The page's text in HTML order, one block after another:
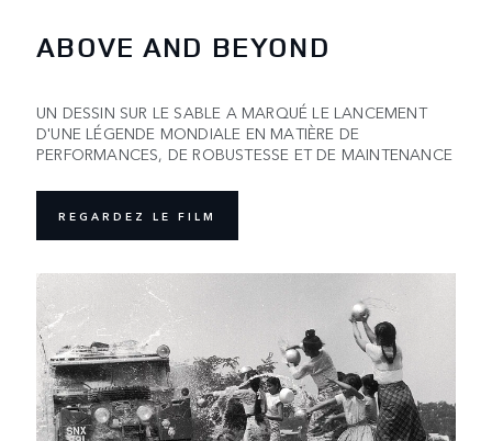
ABOVE AND BEYOND
UN DESSIN SUR LE SABLE A MARQUÉ LE LANCEMENT
D'UNE LÉGENDE MONDIALE EN MATIÈRE DE
PERFORMANCES, DE ROBUSTESSE ET DE MAINTENANCE
REGARDEZ LE FILM